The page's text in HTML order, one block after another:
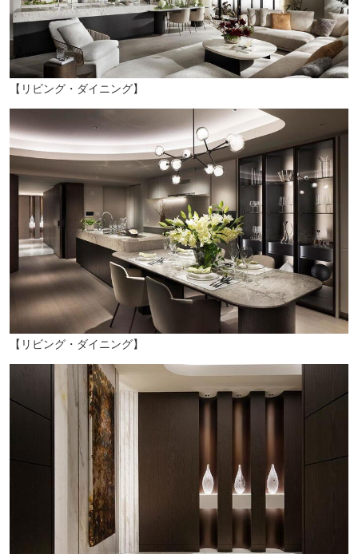
【リビング・ダイニング】
【リビング・ダイニング】